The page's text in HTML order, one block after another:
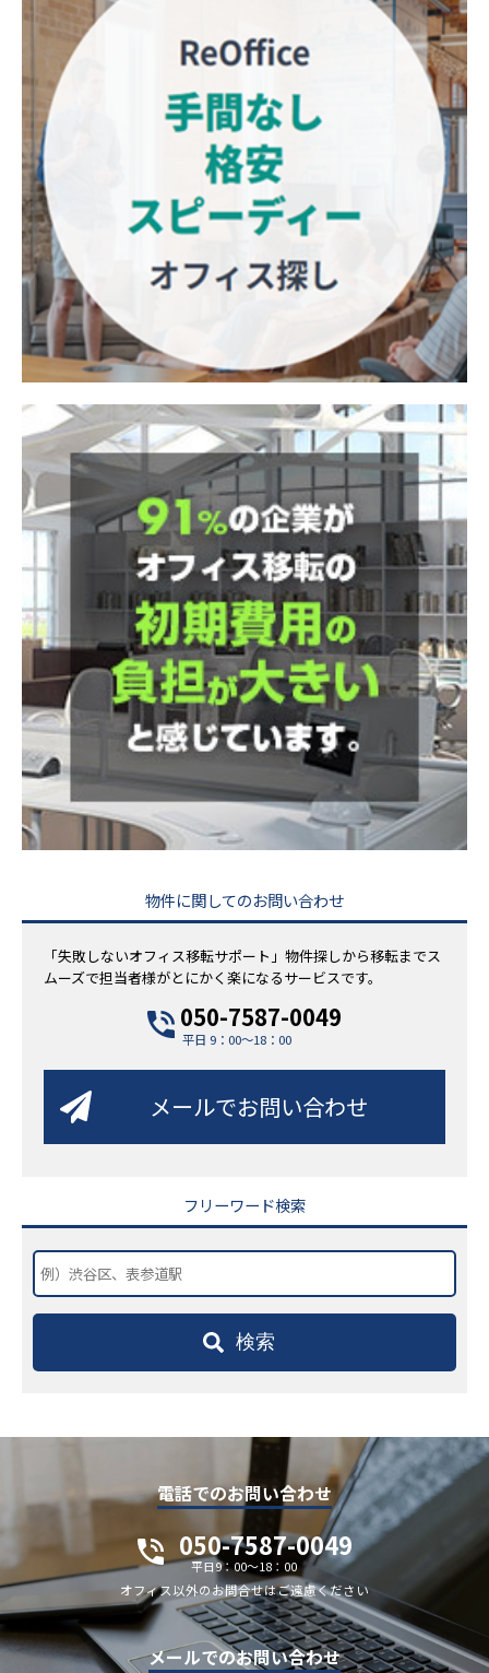
物件に関してのお問い合わせ
「失敗しないオフィス移転サポート」物件探しから移転までス
ムーズで担当者様がとにかく楽になるサービスです。
050-7587-0049
平日 9：00～18：00
メールでお問い合わせ
フリーワード検索
検索
電話でのお問い合わせ
050-7587-0049
平日9：00～18：00
オフィス以外のお問合せはご遠慮ください
メールでのお問い合わせ